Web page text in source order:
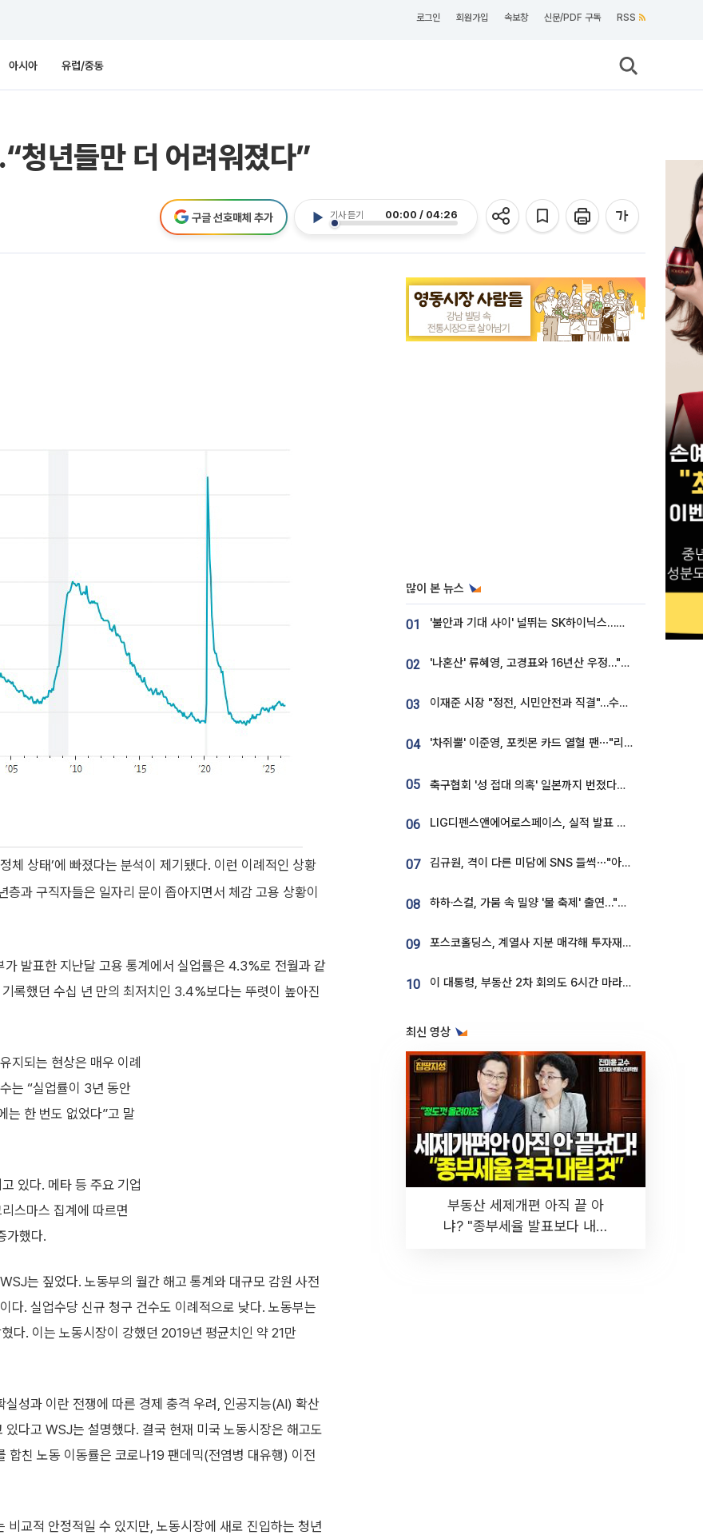
로그인 회원가입 속보창 신문/PDF 구독 RSS
아시아 유럽/중동
청년들만 더 어려워졌다”
기사 듣기 00:00 / 04:26
구글 선호매체 추가
체 상태’에 빠졌다는 분석이 제기됐다. 이런 이례적인 상황
과 구직자들은 일자리 문이 좁아지면서 체감 고용 상황이
발표한 지난달 고용 통계에서 실업률은 4.3%로 전월과 같
록했던 수십 년 만의 최저치인 3.4%보다는 뚜렷이 높아진
지되는 현상은 매우 이례
는 “실업률이 3년 동안
는 한 번도 없었다”고 말
있다. 메타 등 주요 기업
스마스 집계에 따르면
가했다.
는 짚었다. 노동부의 월간 해고 통계와 대규모 감원 사전
다. 실업수당 신규 청구 건수도 이례적으로 낮다. 노동부는
다. 이는 노동시장이 강했던 2019년 평균치인 약 21만
성과 이란 전쟁에 따른 경제 충격 우려, 인공지능(AI) 확산
다고 WSJ는 설명했다. 결국 현재 미국 노동시장은 해고도
합친 노동 이동률은 코로나19 팬데믹(전염병 대유행) 이전
교적 안정적일 수 있지만, 노동시장에 새로 진입하는 청년
많이 본 뉴스
01 '불안과 기대 사이' 널뛰는 SK하이닉스…증권가 "HBM4·LTA 기반 펀터멘털 견고"
02 '나혼산' 류혜영, 고경표와 16년산 우정…"자취방서 부모님과 마주쳐"
03 이재준 시장 "정전, 시민안전과 직결"…수원시 비상대응체계 가동
04 '차쥐뿔' 이준영, 포켓몬 카드 열혈 팬⋯"리셀러 처단할 것"
05 축구협회 '성 접대 의혹' 일본까지 번졌다…日 심판 실명 공개
06 LIG디펜스앤에어로스페이스, 실적 발표 후 급락→반등⋯증권가 “28년까지 튼튼”
07 김규원, 격이 다른 미담에 SNS 들썩⋯"아이 속옷 빨고 졸업식도 참석"
08 하하·스컬, 가뭄 속 밀양 '물 축제' 출연…"출연료 전액 기부"
09 포스코홀딩스, 계열사 지분 매각해 투자재원 2.5조 확보
10 이 대통령, 부동산 2차 회의도 6시간 마라톤…"기존 사고 벗어나 과감히 실천"
최신 영상
부동산 세제개편 아직 끝 아
냐? "종부세율 발표보다 내릴